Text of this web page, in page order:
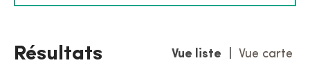
c
r
Résultats Vue liste Vue carte